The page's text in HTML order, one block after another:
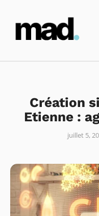
Création
Etienne :
juillet 5,